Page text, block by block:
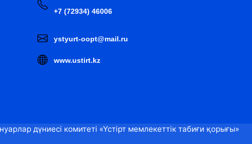
+7 (72934) 46006
ystyurt-oopt@mail.ru
www.ustirt.kz
дүниесі комитеті «Үстірт мемлекеттік табиғи қорығы»